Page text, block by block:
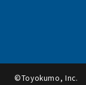
©Toyokumo, Inc.